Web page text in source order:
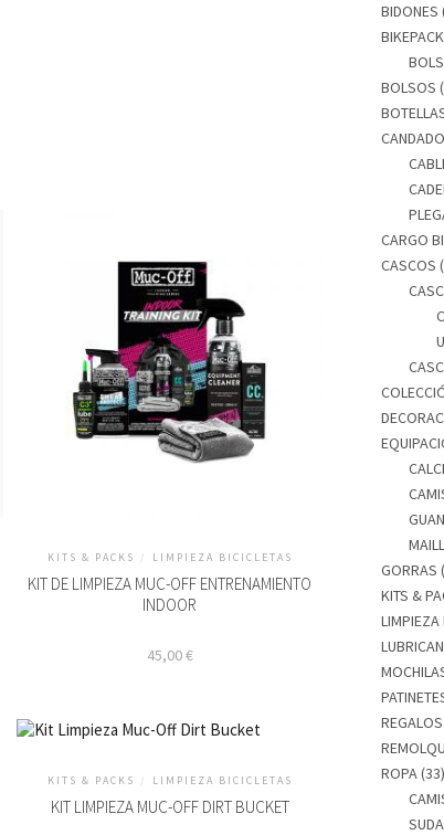
KITS & PACKS / LIMPIEZA BICICLETAS
KIT DE LIMPIEZA MUC-OFF ENTRENAMIENTO
INDOOR
45,00€
KITS & PACKS / LIMPIEZA BICICLETAS
KIT LIMPIEZA MUC-OFF DIRT BUCKET
BIDONES
BOLSOS
CARGO
CASCOS
GORRAS
KITS &
LIMPIEZA
ROPA(33)